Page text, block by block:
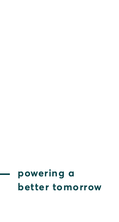
powering a
better tomorrow